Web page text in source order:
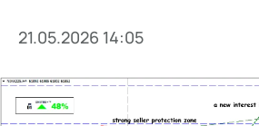
21.05.2026 14:05